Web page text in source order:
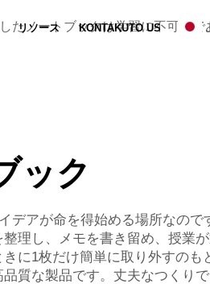
たノートブックは学習に不可欠
リソース KONTAKUTO US
ック
デアが命を得始める場所なので
理し、メモを書き留め、授業
に1枚だけ簡単に取り外すのも
質な製品です。丈夫なつくり